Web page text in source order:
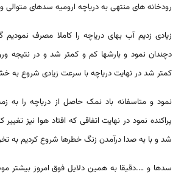
رودخانه های منتهی به دریاچه ارومیه سدهای متوالی و
زیادی زدیم آب بهای دریاچه را کاملا مصرف نمودیم
دچندان نمود و بارشها کم و کمتر شد و در نتیجه
کمتر شد در نهایت دریاچه با سرعت زیادی شروع
نمود و متاسفانه باد نمک حاصل از دریاچه را به
پراکنده نمود در نهایت اتفاقی که افتاد هوا نیز
شد و با به صدا درآمدن زنگ خطرها شروع کردیم به
سدها و ….دقیقا به همین دلایل فوق امروز بیشتر